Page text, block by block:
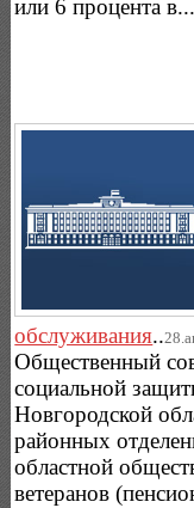
или 6 процента в...
обслуживания..
Общественный
социальной
Новгородской
районных
областной
ветеранов